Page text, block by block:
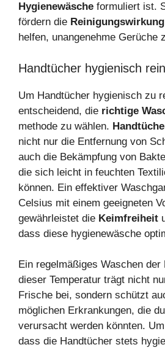
Hygienewäsche formuliert ist.
fördern die Reinigungswirkung
helfen, unangenehme Gerüche
Handtücher hygienisch
Um Handtücher hygienisch zu
entscheidend, die richtige
methode zu wählen.
nicht nur die Entfernung von
auch die Bekämpfung von
die sich leicht in feuchten
können. Ein effektiver
Celsius mit einem geeigneten
gewährleistet die Keimfreiheit
dass diese hygienewäsche
Ein regelmäßiges Waschen der
dieser Temperatur trägt nicht
Frische bei, sondern schützt
möglichen Erkrankungen, die
verursacht werden könnten.
dass die Handtücher stets